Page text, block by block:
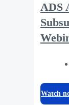
ADS
Watch